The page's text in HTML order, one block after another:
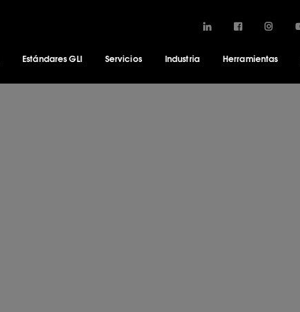
Estándares GLI Servicios Industria Herramientas